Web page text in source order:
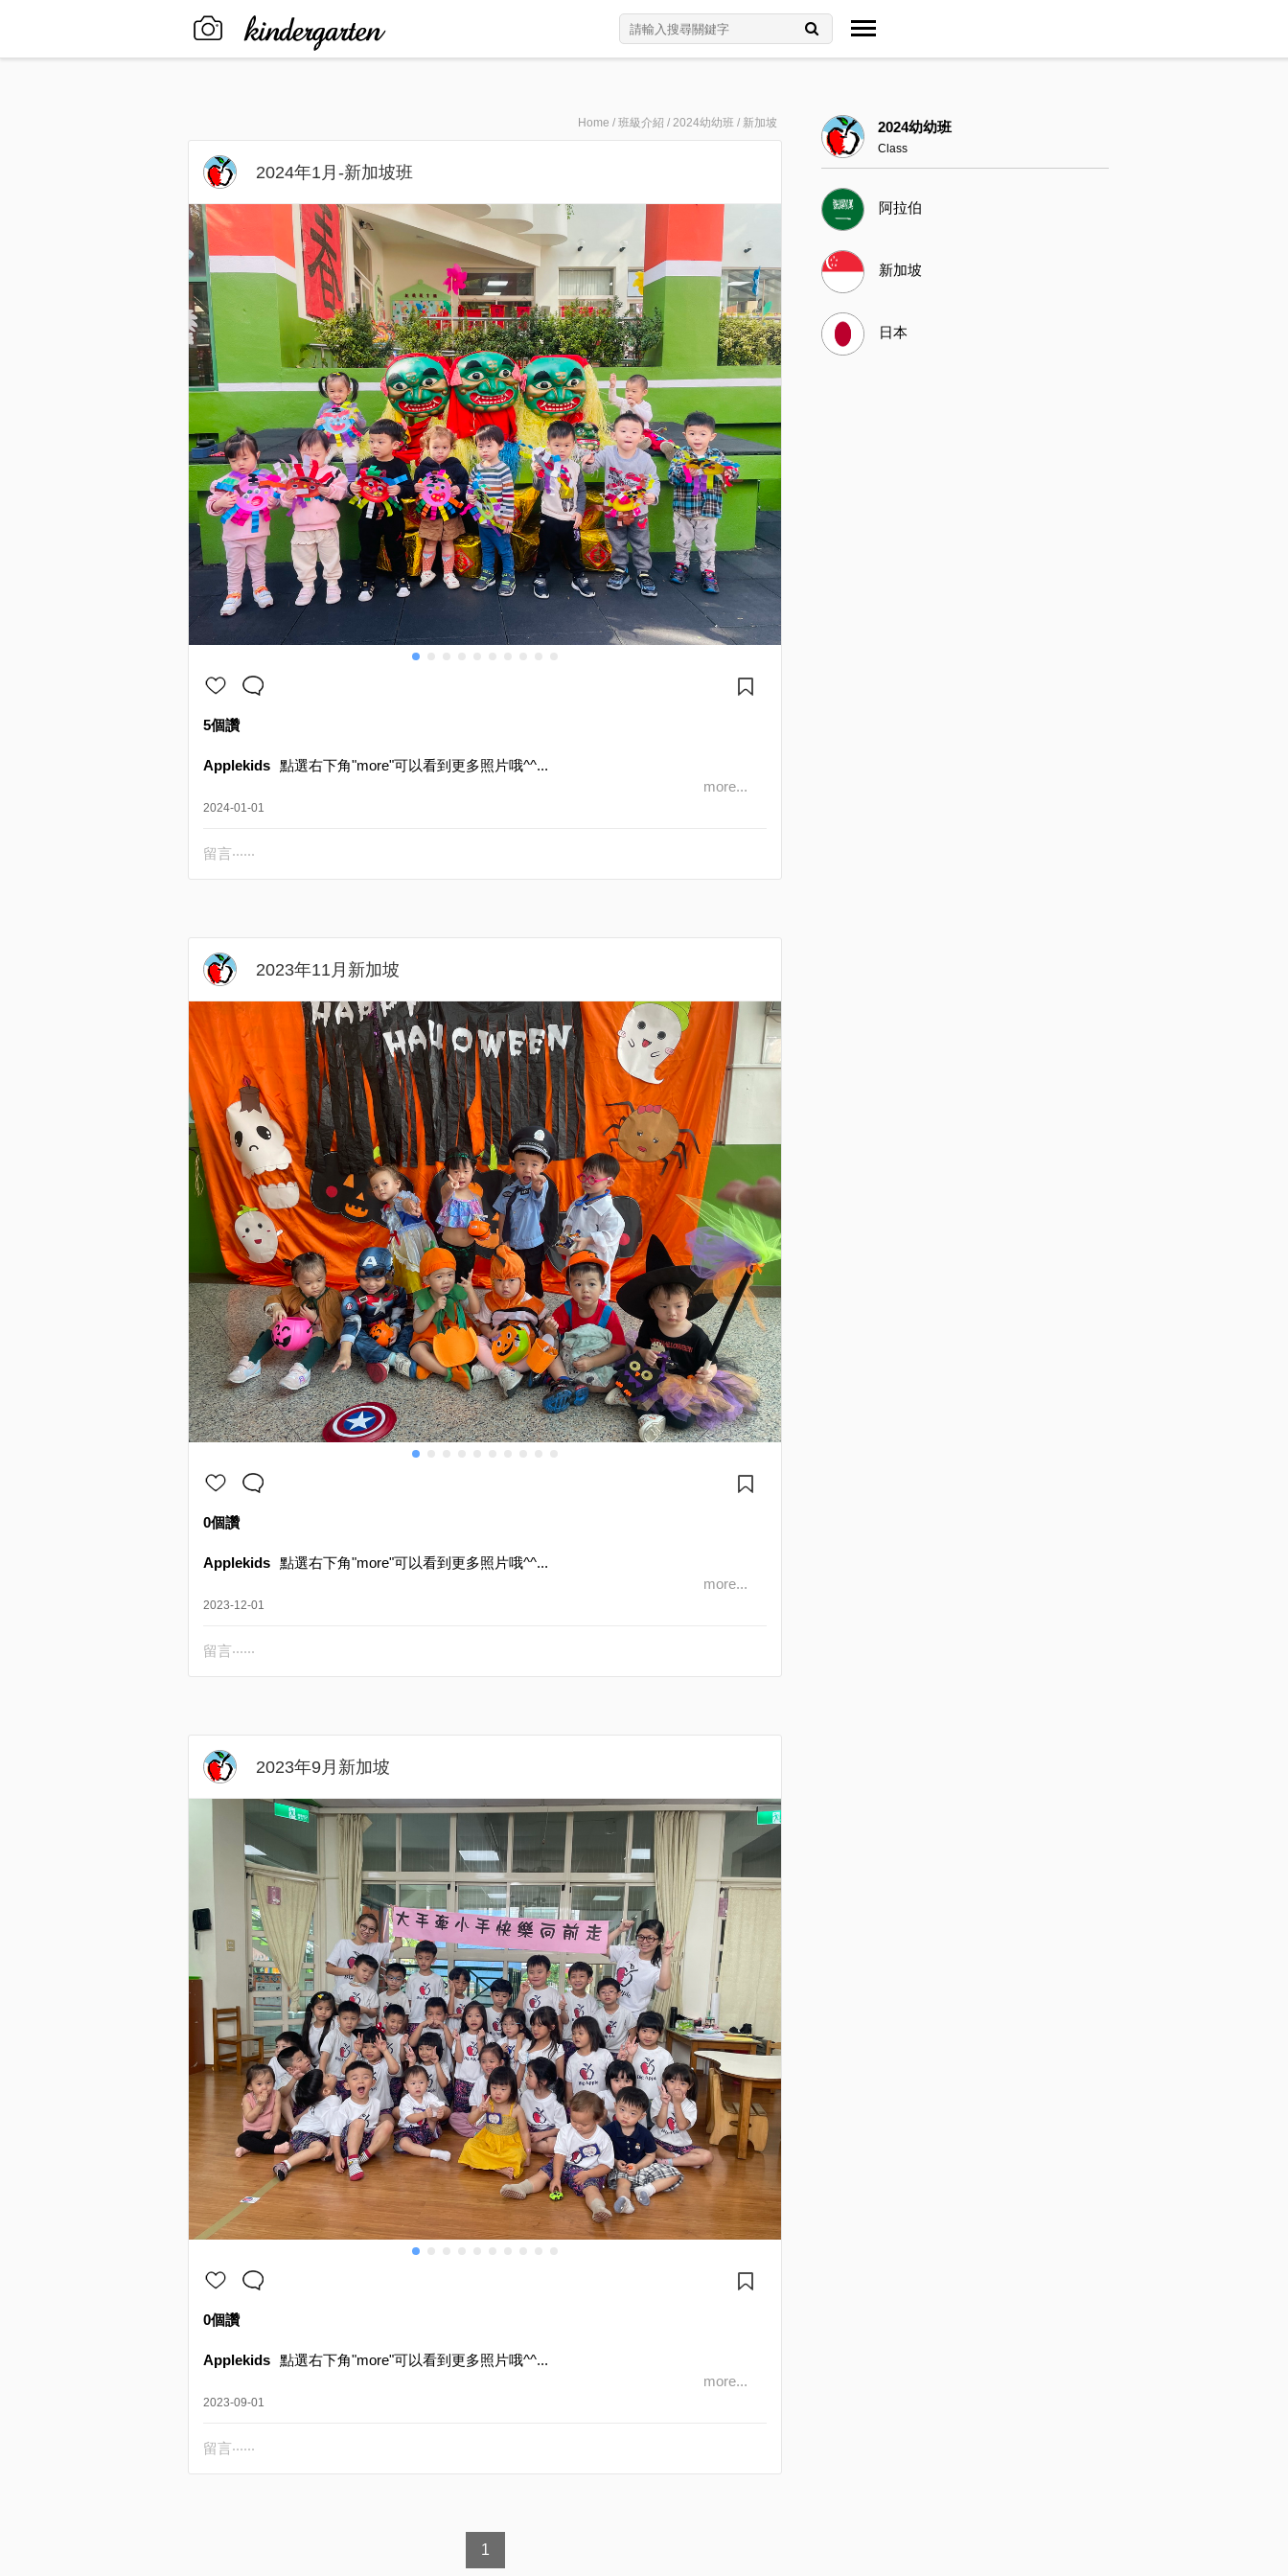
2024幼幼班
Class
阿拉伯
新加坡
日本
Home /班級介紹 /2024幼幼班 / 新加坡
2024年1月-新加坡班
5個讚
Applekids
點選右下角"more"可以看到更多照片哦^^...
more...
2024-01-01
留言‧‧‧‧‧‧
2023年11月新加坡
0個讚
Applekids
點選右下角"more"可以看到更多照片哦^^...
more...
2023-12-01
留言‧‧‧‧‧‧
2023年9月新加坡
0個讚
Applekids
點選右下角"more"可以看到更多照片哦^^...
more...
2023-09-01
留言‧‧‧‧‧‧
1